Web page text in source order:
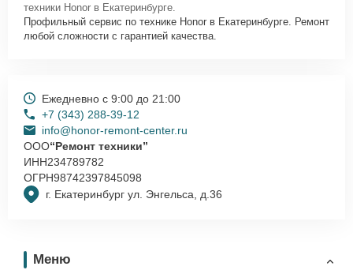
техники Honor в Екатеринбурге.
Профильный сервис по технике Honor в Екатеринбурге. Ремонт
любой сложности с гарантией качества.
г. Екатеринбург ул. Энгельса, д.36
Ежедневно с 9:00 до 21:00
+7 (343) 288-39-12
info@honor-remont-center.ru
ООО“Ремонт техники”
ИНН234789782
ОГРН98742397845098
Меню